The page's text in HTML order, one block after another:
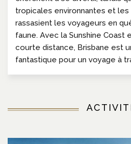
tropicales environnantes et les
rassasient les voyageurs en
faune. Avec la Sunshine Coast
courte distance, Brisbane est
fantastique pour un voyage à